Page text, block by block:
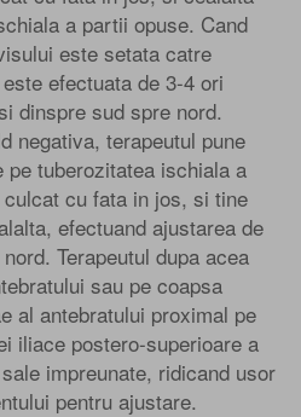
a partii opuse. Cand
este setata catre
efectuata de 3-4 ori
dinspre sud spre nord.
negativa, terapeutul pune
pe tuberozitatea ischiala a
cu fata in jos, si tine
efectuand ajustarea de
Terapeutul dupa acea
sau pe coapsa
al antebratului proximal pe
iliace postero-superioare a
impreunate, ridicand usor
pentru ajustare.